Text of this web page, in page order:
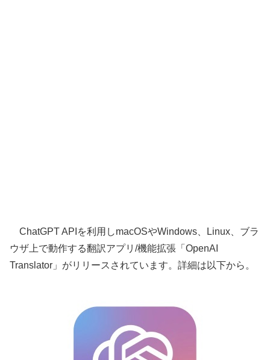
ChatGPT APIを利用しmacOSやWindows、Linux、ブラ
ウザ上で動作する翻訳アプリ/機能拡張「OpenAI
Translator」がリリースされています。詳細は以下から。